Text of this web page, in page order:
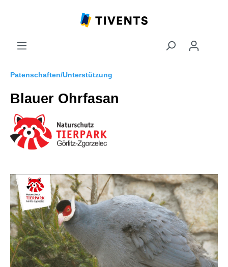
Patenschaften/Unterstützung
Blauer Ohrfasan